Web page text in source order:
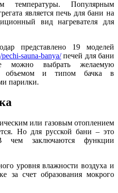
температуры. Популярным
является печь для бани на
вид нагревателя для
представлено 19 моделей
sauna-banya/печей для бани
выбрать желаемую
объемом и типом бачка в
парилки.
или газовым отоплением
Но для русской бани – это
чем заключаются функции
уровня влажности воздуха и
за счет образования мокрого